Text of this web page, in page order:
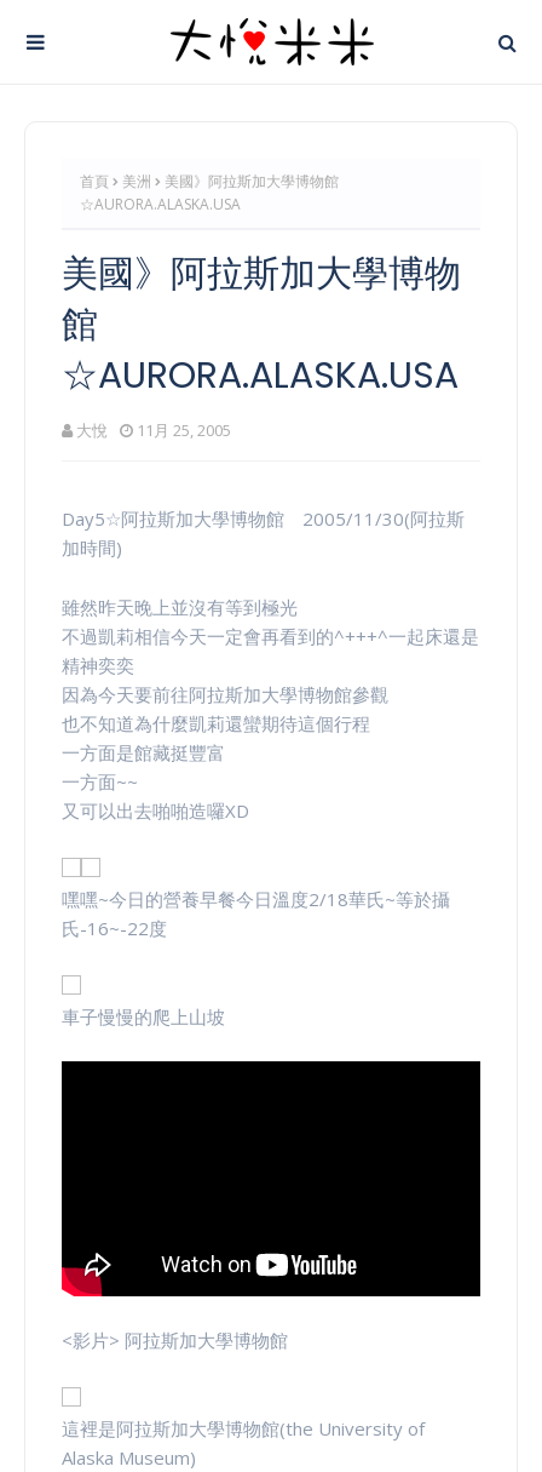
首頁 美洲
美國》阿拉斯加大學博物館
☆AURORA.ALASKA.USA
美國》阿拉斯加大學博物
館
☆AURORA.ALASKA.USA
大悅 11月 25, 2005
Day5☆阿拉斯加大學博物館 2005/11/30(阿拉斯
加時間)
雖然昨天晚上並沒有等到極光
不過凱莉相信今天一定會再看到的^+++^一起床還是
精神奕奕
因為今天要前往阿拉斯加大學博物館參觀
也不知道為什麼凱莉還蠻期待這個行程
一方面是館藏挺豐富
一方面~~
又可以出去啪啪造囉XD
嘿嘿~今日的營養早餐今日溫度2/18華氏~等於攝
氏-16~-22度
車子慢慢的爬上山坡
<影片> 阿拉斯加大學博物館
這裡是阿拉斯加大學博物館(the University of
Alaska Museum)